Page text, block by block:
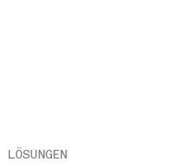
LÖSUNGEN